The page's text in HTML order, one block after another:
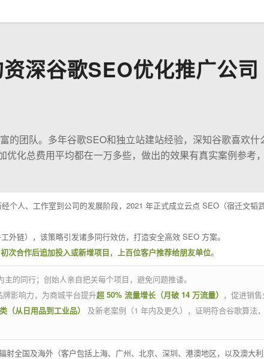
深谷歌SEO优化推广公司
团队。多年谷歌SEO和独立站建站经验，深知谷歌喜欢
化总费用平均都在一万多些，做出的效果有真实案例参考
个人、工作室到公司的发展阶段，2021 年正式成立云点 SEO（宿迁文韬
外链），该策略引发诸多同行效仿，打造安全高效 SEO 方案。
次合作后追加投入或新增项目， 上百位客户推荐给朋友单位。
的同行；创始人亲自把关每个项目，避免问题推诿。
影响力，为商城平台提升超 50% 流量增长（月破 14 万流量） ，促进销售
（从日用品到工业品）
及新老案例（1 年内及更久），证明符合谷歌算法
全国及海外（客户包括上海、广州、北京、深圳、港澳地区，以及澳大利